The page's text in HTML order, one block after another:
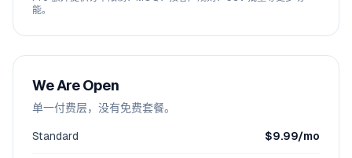
能。
We Are Open
单一付费层，没有免费套餐。
Standard $9.99/mo